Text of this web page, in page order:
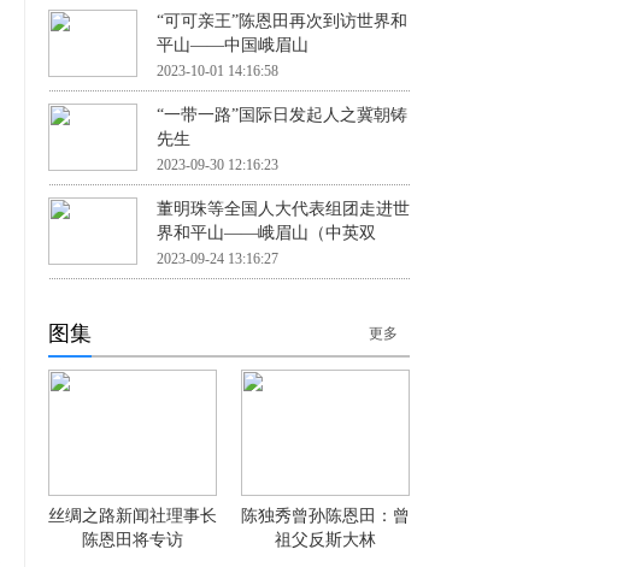
“可可亲王”陈恩田再次到访世界和
平山——中国峨眉山
2023-10-01 14:16:58
“一带一路”国际日发起人之冀朝铸
先生
2023-09-30 12:16:23
董明珠等全国人大代表组团走进世
界和平山——峨眉山（中英双
2023-09-24 13:16:27
图集 更多
丝绸之路新闻社理事长
陈恩田将专访
陈独秀曾孙陈恩田：曾
祖父反斯大林